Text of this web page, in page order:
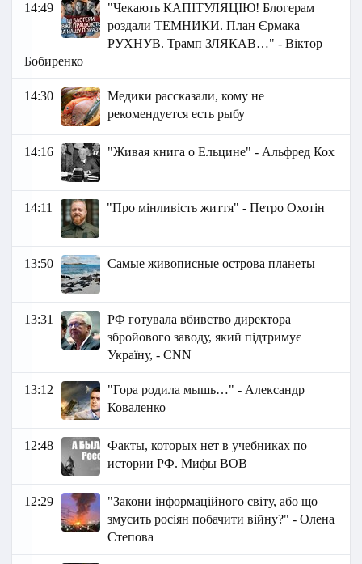
14:49
"Чекають КАПІТУЛЯЦІЮ! Блогерам
роздали ТЕМНИКИ. План Єрмака
РУХНУВ. Трамп ЗЛЯКАВ…" - Віктор
Бобиренко
14:30
Медики рассказали, кому не
рекомендуется есть рыбу
14:16 "Живая книга о Ельцине" - Альфред Кох
14:11 "Про мінливість життя" - Петро Охотін
13:50 Самые живописные острова планеты
13:31
РФ готувала вбивство директора
збройового заводу, який підтримує
Україну, - CNN
13:12
"Гора родила мышь…" - Александр
Коваленко
12:48
Факты, которых нет в учебниках по
истории РФ. Мифы ВОВ
12:29
"Закони інформаційного світу, або що
змусить росіян побачити війну?" - Олена
Степова